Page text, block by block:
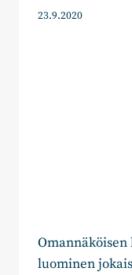
23.9.2020
luominen